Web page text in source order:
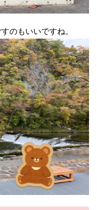
のもいいですね。